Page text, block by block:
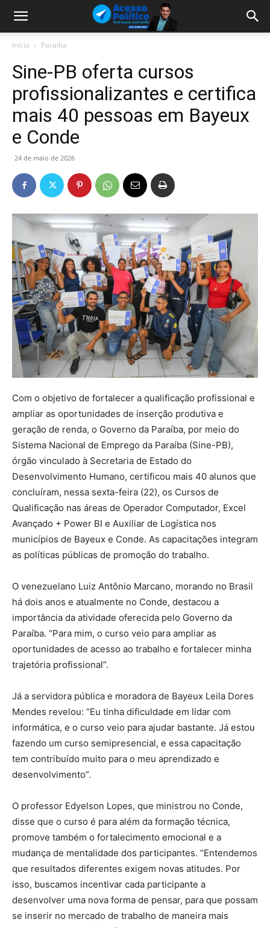
Início Paraíba
Sine-PB oferta cursos
profissionalizantes e certifica
mais 40 pessoas em Bayeux
e Conde
24 de maio de 2026
Com o objetivo de fortalecer a qualificação profissional e
ampliar as oportunidades de inserção produtiva e
geração de renda, o Governo da Paraíba, por meio do
Sistema Nacional de Emprego da Paraíba (Sine-PB),
órgão vinculado à Secretaria de Estado do
Desenvolvimento Humano, certificou mais 40 alunos que
concluíram, nessa sexta-feira (22), os Cursos de
Qualificação nas áreas de Operador Computador, Excel
Avançado + Power BI e Auxiliar de Logística nos
municípios de Bayeux e Conde. As capacitações integram
as políticas públicas de promoção do trabalho.
O venezuelano Luiz Antônio Marcano, morando no Brasil
há dois anos e atualmente no Conde, destacou a
importância da atividade oferecida pelo Governo da
Paraíba. “Para mim, o curso veio para ampliar as
oportunidades de acesso ao trabalho e fortalecer minha
trajetória profissional”.
Já a servidora pública e moradora de Bayeux Leila Dores
Mendes revelou: “Eu tinha dificuldade em lidar com
informática, e o curso veio para ajudar bastante. Já estou
fazendo um curso semipresencial, e essa capacitação
tem contribuído muito para o meu aprendizado e
desenvolvimento”.
O professor Edyelson Lopes, que ministrou no Conde,
disse que o curso é para além da formação técnica,
promove também o fortalecimento emocional e a
mudança de mentalidade dos participantes. “Entendemos
que resultados diferentes exigem novas atitudes. Por
isso, buscamos incentivar cada participante a
desenvolver uma nova forma de pensar, para que possam
se inserir no mercado de trabalho de maneira mais